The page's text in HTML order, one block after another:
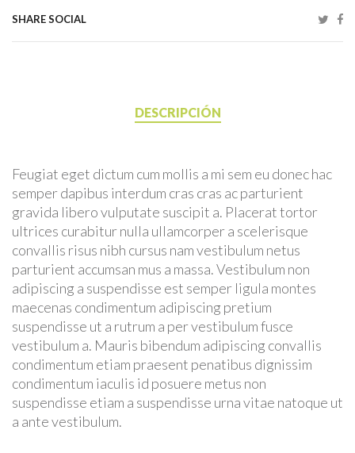
SHARE SOCIAL
DESCRIPCIÓN
Feugiat eget dictum cum mollis a mi sem eu donec hac
semper dapibus interdum cras cras ac parturient
gravida libero vulputate suscipit a. Placerat tortor
ultrices curabitur nulla ullamcorper a scelerisque
convallis risus nibh cursus nam vestibulum netus
parturient accumsan mus a massa. Vestibulum non
adipiscing a suspendisse est semper ligula montes
maecenas condimentum adipiscing pretium
suspendisse ut a rutrum a per vestibulum fusce
vestibulum a. Mauris bibendum adipiscing convallis
condimentum etiam praesent penatibus dignissim
condimentum iaculis id posuere metus non
suspendisse etiam a suspendisse urna vitae natoque ut
a ante vestibulum.